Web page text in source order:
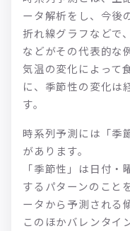
ータ解析をし、今後
折れ線グラフなどで
などがその代表的な
気温の変化によって
に、季節性の変化は
す。
時系列予測には「季
があります。
「季節性」は日付
するパターンのこと
ータから予測される
このほかバレンタイ